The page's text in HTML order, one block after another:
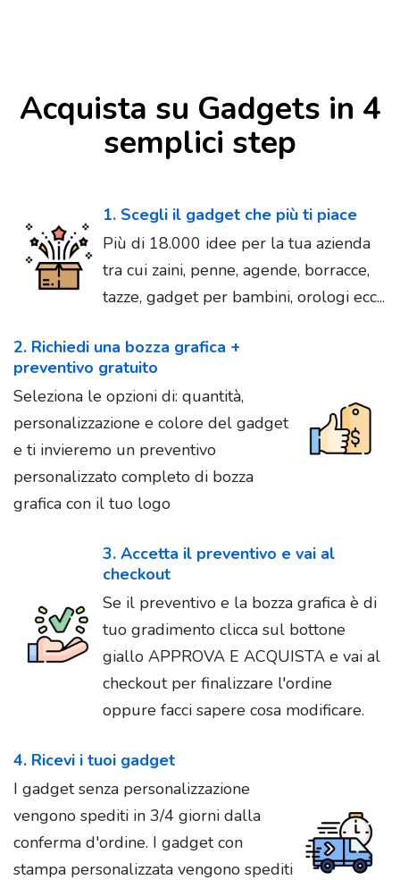
Acquista su Gadgets in 4
semplici step
1. Scegli il gadget che più ti piace
Più di 18.000 idee per la tua azienda
tra cui zaini, penne, agende, borracce,
tazze, gadget per bambini, orologi ecc...
2. Richiedi una bozza grafica +
preventivo gratuito
Seleziona le opzioni di: quantità,
personalizzazione e colore del gadget
e ti invieremo un preventivo
personalizzato completo di bozza
grafica con il tuo logo
3. Accetta il preventivo e vai al
checkout
Se il preventivo e la bozza grafica è di
tuo gradimento clicca sul bottone
giallo APPROVA E ACQUISTA e vai al
checkout per finalizzare l'ordine
oppure facci sapere cosa modificare.
4. Ricevi i tuoi gadget
I gadget senza personalizzazione
vengono spediti in 3/4 giorni dalla
conferma d'ordine. I gadget con
stampa personalizzata vengono spediti